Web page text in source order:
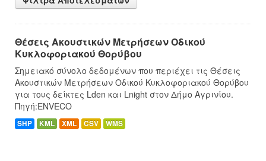
Θέσεις Ακουστικών Μετρήσεων Οδικού
Κυκλοφοριακού Θορύβου
Σημειακό σύνολο δεδομένων που περιέχει τις Θέσεις
Ακουστικών Μετρήσεων Οδικού Κυκλοφοριακού Θορύβου
για τους δείκτες Lden και Lnight στον Δήμο Αγρινίου.
Πηγή:ENVECO
SHP KML XML CSV WMS